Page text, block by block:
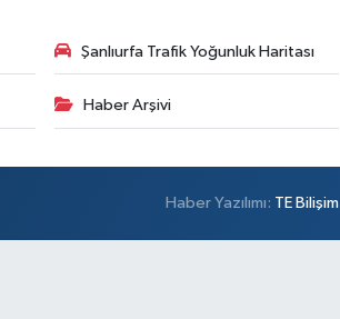
Şanlıurfa Trafik Yoğunluk Haritası
Haber Arşivi
Haber Yazılımı: TE Bilişim